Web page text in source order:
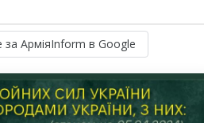
за АрміяInform в Google